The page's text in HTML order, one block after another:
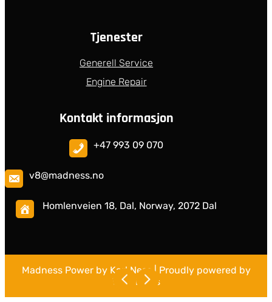
Tjenester
Generell Service
Engine Repair
Kontakt informasjon
+47 993 09 070
v8@madness.no
Homlenveien 18, Dal, Norway, 2072 Dal
Madness Power by Karl Ness | Proudly powered by
WordPress